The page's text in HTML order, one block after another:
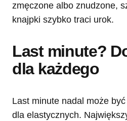
zmęczone albo znudzone,
knajpki szybko traci urok.
Last minute?
dla każdego
Last minute nadal może
dla elastycznych.